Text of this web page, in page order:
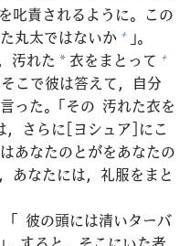
叱責されるように。この
丸太ではないか + 」。
汚れた * 衣をまとって +
そこで彼は答えて， 自分
言った。「その 汚れた衣を
，さらに[ヨシュア]にこ
あなたのとがをあなたの
あなたには， 礼服をまと
「 彼の頭には清いターバ